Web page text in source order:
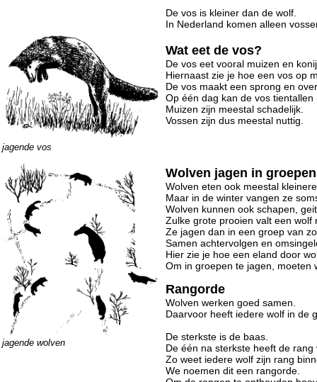
De vos is kleiner dan de wolf.
In Nederland komen alleen
jagende vos
Wat eet de vos?
De vos eet vooral muizen en
Hiernaast zie je hoe een vos op
De vos maakt een sprong en
Op één dag kan de vos tientallen
Muizen zijn meestal schadelijk.
Vossen zijn dus meestal nuttig.
jagende wolven
Wolven jagen in groepen
Wolven eten ook meestal
Maar in de winter vangen ze
Wolven kunnen ook schapen,
Zulke grote prooien valt een wolf
Ze jagen dan in een groep van
Samen achtervolgen en
Hier zie je hoe een eland door
Om in groepen te jagen, moeten
Rangorde
Wolven werken goed samen.
Daarvoor heeft iedere wolf in de
De sterkste is de baas.
De één na sterkste heeft de
Zo weet iedere wolf zijn rang
We noemen dit een rangorde.